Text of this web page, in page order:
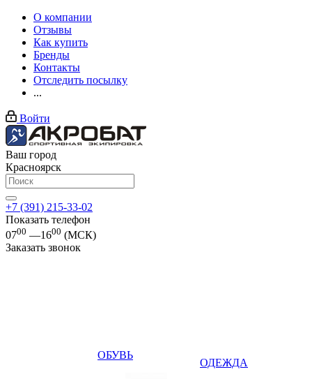
О компании
Отзывы
Как купить
Бренды
Контакты
Отследить посылку
...
Войти
Ваш город
Красноярск
+7 (391) 215-33-02
Показать телефон
0700 —1600 (МСК)
Заказать звонок
ОБУВЬ
ОДЕЖДА